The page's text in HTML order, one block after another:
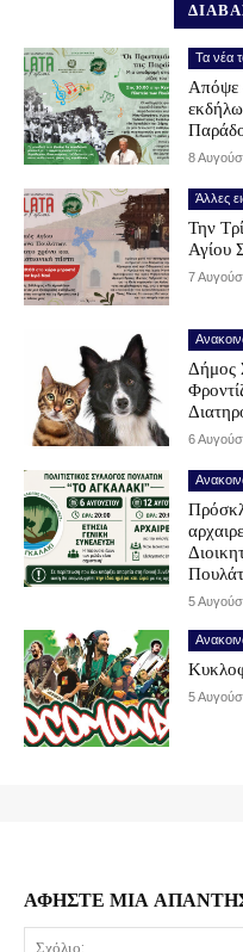
Τα νέα
Απόψε
8
Άλλες
Την
Αγίου
7
Δήμος
6
5
5
ΑΦΗΣΤΕ ΜΙΑ